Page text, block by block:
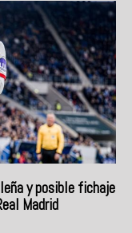
y posible fichaje
Madrid